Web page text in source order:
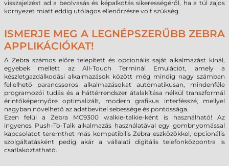
visszajelzést ad a beolvasás és képalkotás sikerességéről, ha a túl zajos
környezet miatt eddig utólagos ellenőrzésre volt szükség.
ISMERJE MEG A LEGNÉPSZERŰBB ZEBRA
APPLIKÁCIÓKAT!
A Zebra számos előre telepített és opcionális saját alkalmazást kínál,
egyebek mellett az All-Touch Terminál Emulációt, amely a
készletgazdálkodási alkalmazások között még mindig nagy számban
fellelhető parancssoros alkalmazásokat automatikusan, mindenféle
programozói tudás és a háttérrendszer átalakítása nélkül transzformál
érintőképernyőre optimalizált, modern grafikus interfésszé, mellyel
nagyban növelhető az adatbevitel sebessége és pontossága.
Ezen felül a Zebra MC9300 walkie-talkie-ként is használható! Az
ingyenes Push-To-Talk alkalmazás használatával egy gombnyomással
kapcsolatot teremthet más kompatibilis Zebra eszközökkel, opcionális
szolgáltatásként pedig akár a vállalati digitális telefonközpontra is
csatlakoztatható.